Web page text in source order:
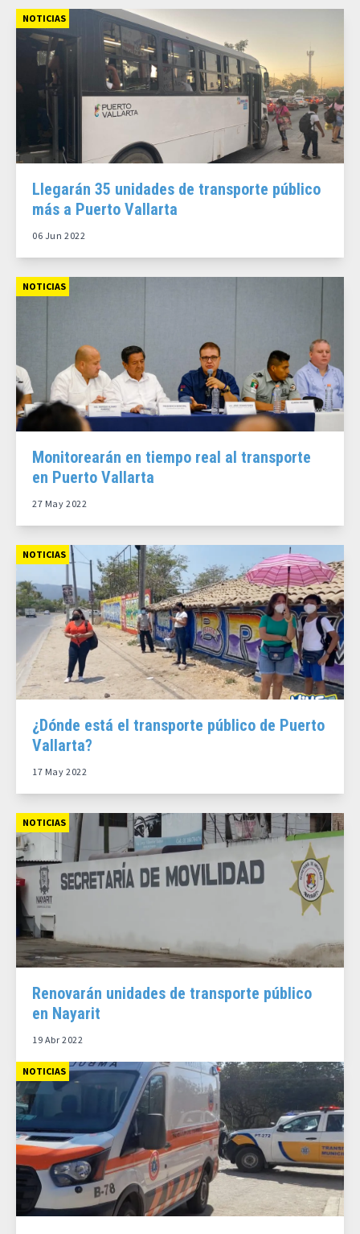
NOTICIAS
Llegarán 35 unidades de transporte público
más a Puerto Vallarta
06 Jun 2022
NOTICIAS
Monitorearán en tiempo real al transporte
en Puerto Vallarta
27 May 2022
NOTICIAS
¿Dónde está el transporte público de Puerto
Vallarta?
17 May 2022
NOTICIAS
Renovarán unidades de transporte público
en Nayarit
19 Abr 2022
NOTICIAS